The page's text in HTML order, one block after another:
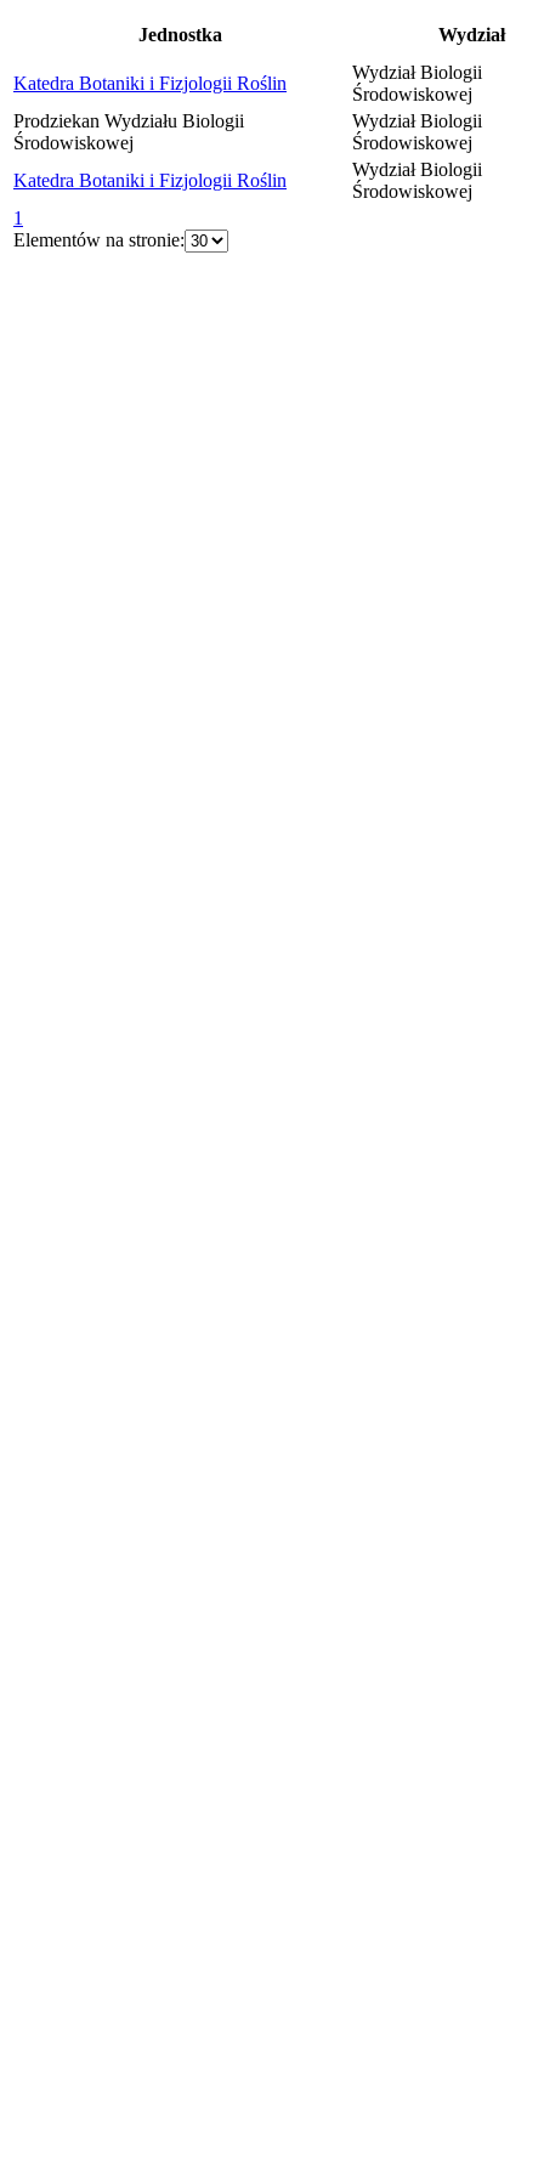
Jednostka Wydział
Katedra Botaniki i Fizjologii Roślin
Wydział Biologii
Środowiskowej
Prodziekan Wydziału Biologii
Środowiskowej
Wydział Biologii
Środowiskowej
Katedra Botaniki i Fizjologii Roślin
Wydział Biologii
Środowiskowej
1
Elementów na stronie: